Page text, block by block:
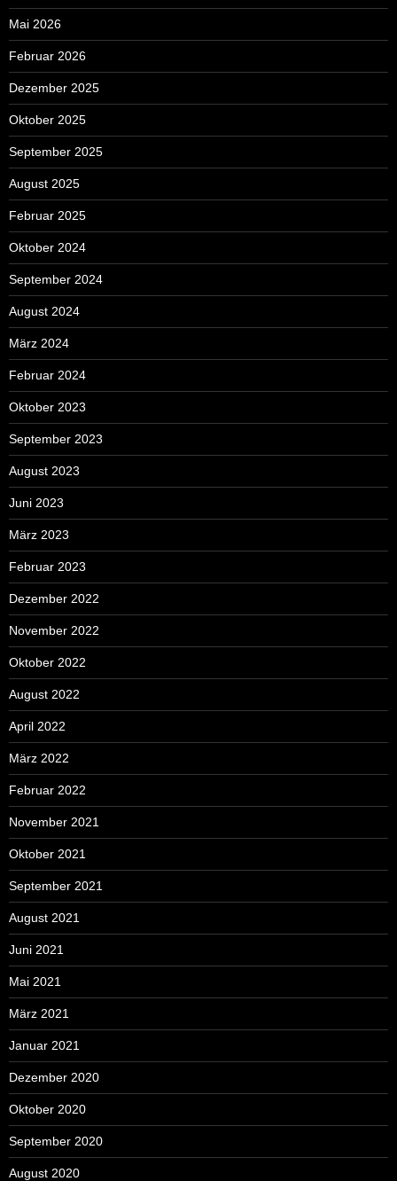
Mai 2026
Februar 2026
Dezember 2025
Oktober 2025
September 2025
August 2025
Februar 2025
Oktober 2024
September 2024
August 2024
März 2024
Februar 2024
Oktober 2023
September 2023
August 2023
Juni 2023
März 2023
Februar 2023
Dezember 2022
November 2022
Oktober 2022
August 2022
April 2022
März 2022
Februar 2022
November 2021
Oktober 2021
September 2021
August 2021
Juni 2021
Mai 2021
März 2021
Januar 2021
Dezember 2020
Oktober 2020
September 2020
August 2020